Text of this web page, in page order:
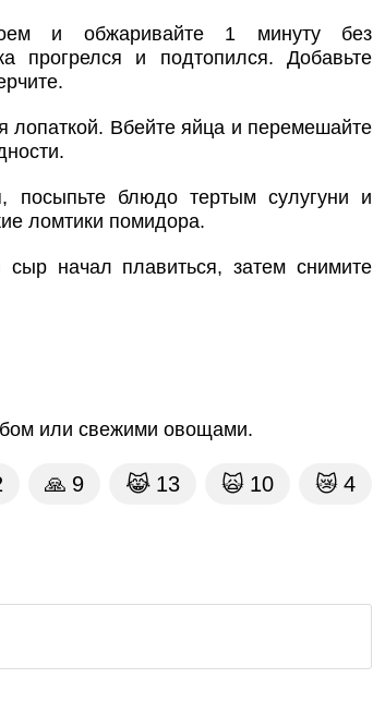
и обжаривайте 1 минуту без
прогрелся и подтопился. Добавьте
лопаткой. Вбейте яйца и перемешайте
посыпьте блюдо тертым сулугуни и
ломтики помидора.
начал плавиться, затем снимите
или свежими овощами.
🙏 9 😹 13 🙀 10 😿 4